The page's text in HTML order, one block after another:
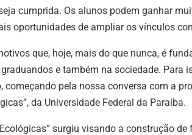
cumprida. Os alunos podem ganhar
oportunidades de ampliar os vínculos
que, hoje, mais do que nunca, é
e também na sociedade. Para
começando pela nossa conversa com a
da Universidade Federal da Paraíba.
surgiu visando a construção